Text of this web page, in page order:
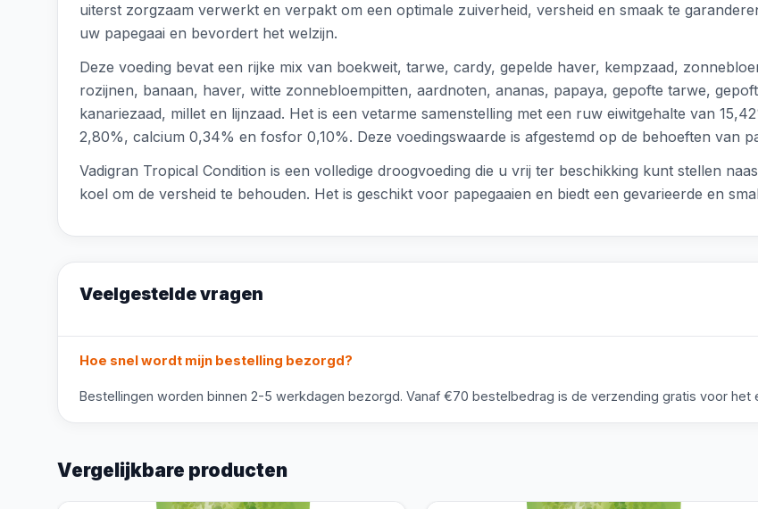
uiterst zorgzaam verwerkt en verpakt om een optimale zuiverheid, versheid en smaak te
uw papegaai en bevordert het welzijn.
Deze voeding bevat een rijke mix van boekweit, tarwe, cardy, gepelde haver, kempzaad,
rozijnen, banaan, haver, witte zonnebloempitten, aardnoten, ananas, papaya, gepofte tarwe,
kanariezaad, millet en lijnzaad. Het is een vetarme samenstelling met een ruw eiwitgehalte van
2,80%, calcium 0,34% en fosfor 0,10%. Deze voedingswaarde is afgestemd op de behoeften van
Vadigran Tropical Condition is een volledige droogvoeding die u vrij ter beschikking kunt stellen
koel om de versheid te behouden. Het is geschikt voor papegaaien en biedt een gevarieerde en
Veelgestelde vragen
Hoe snel wordt mijn bestelling bezorgd?
Bestellingen worden binnen 2-5 werkdagen bezorgd. Vanaf €70 bestelbedrag is de verzending gratis voor het
Vergelijkbare producten